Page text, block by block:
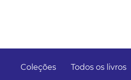
Coleções Todos os livros